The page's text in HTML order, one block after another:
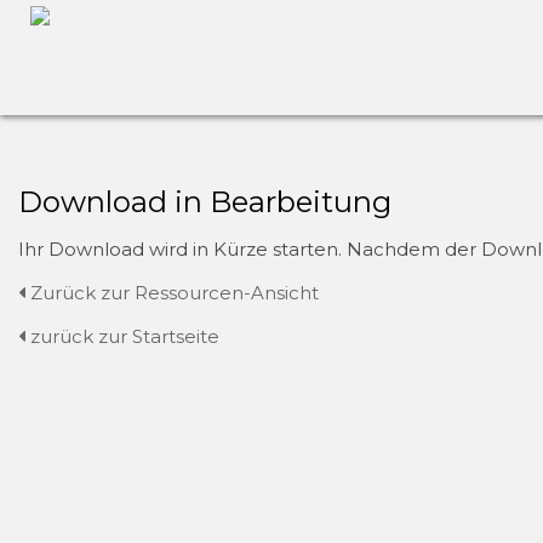
Download in Bearbeitung
Ihr Download wird in Kürze starten. Nachdem der
Zurück zur Ressourcen-Ansicht
zurück zur Startseite